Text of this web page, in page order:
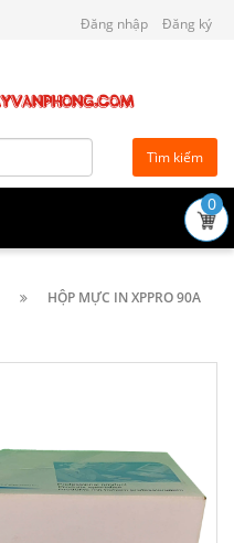
Đăng nhập Đăng ký
Tìm kiếm
0
HỘP MỰC IN XPPRO 90A